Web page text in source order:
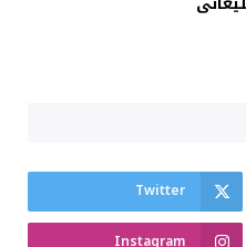
Twitter